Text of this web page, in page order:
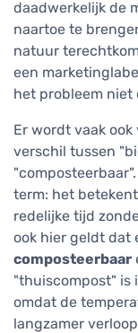
daadwerkelijk de
naartoe te
natuur
een
het probleem niet
Er wordt vaak
verschil tussen
term: het
redelijke tijd
ook hier geldt dat
composteerbaar
"thuiscompost" is
omdat de
langzamer